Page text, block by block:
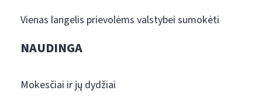
Vienas langelis prievolėms valstybei sumokėti
NAUDINGA
Mokesčiai ir jų dydžiai